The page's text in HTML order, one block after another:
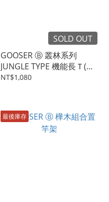
SOLD OUT
GOOSER Ⓑ 叢林系列
JUNGLE TYPE 機能長Ｔ(二
色)
NT$1,080
最後庫存